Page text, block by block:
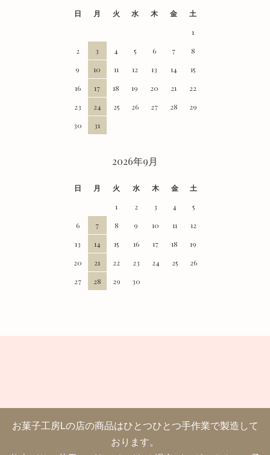
日 月 火 水 木 金
土
1
2
3 4 5 6 7
8
9
10 11 12 13 14
15
16
17 18 19 20 21
22
23
24 25 26 27 28
29
30
31
2026年9月
日 月 火 水 木 金
土
1
2 3 4
5
6
7 8 9 10 11
12
13
14 15 16 17 18
19
20
21 22 23 24 25
26
27
28 29 30
お菓子工房Lの店の商品はひとつひとつ手作業で製造して
おります。